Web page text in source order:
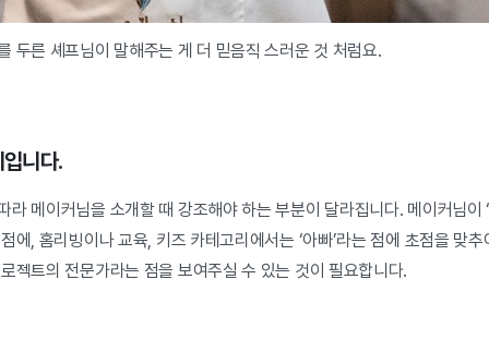
두른 셰프님이 말해주는 게 더 믿음직 스러운 것 처럼요.
니다.
라 메이커님을 소개할 때 강조해야 하는 부분이 달라집니다. 메이커님이
에, 홈리빙이나 교육, 키즈 카테고리에서는 ‘아빠’라는 점에 초점을 맞
젝트의 전문가라는 점을 보여주실 수 있는 것이 필요합니다.